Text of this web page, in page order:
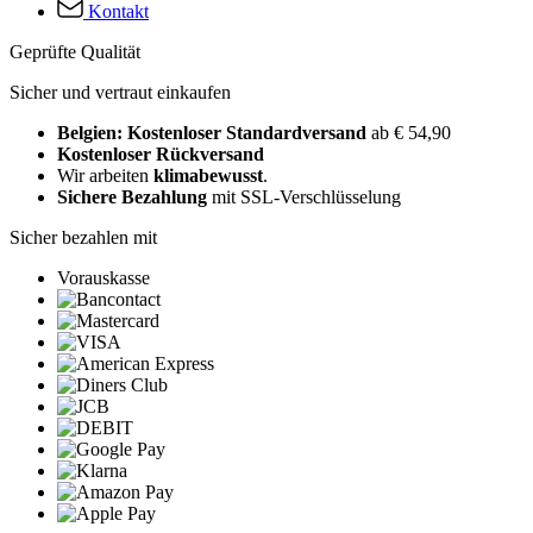
Kontakt
Geprüfte Qualität
Sicher und vertraut einkaufen
Belgien: Kostenloser Standardversand ab € 54,90
Kostenloser Rückversand
Wir arbeiten klimabewusst.
Sichere Bezahlung mit SSL-Verschlüsselung
Sicher bezahlen mit
Vorauskasse